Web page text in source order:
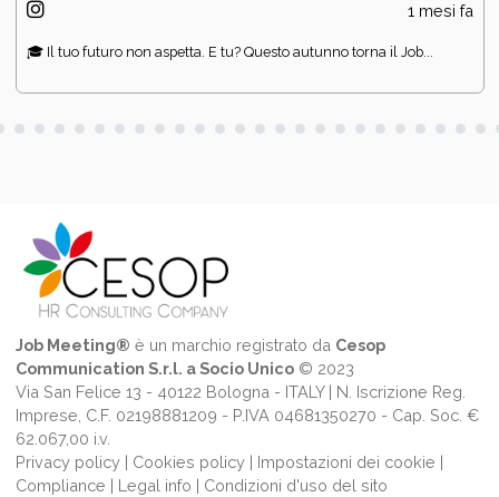
1 mesi fa
🎓 Il tuo futuro non aspetta. E tu? Questo autunno torna il Job...
Job Meeting® è un marchio registrato da Cesop
Communication S.r.l. a Socio Unico© 2023
Via San Felice 13 - 40122 Bologna - ITALY | N. Iscrizione Reg.
Imprese, C.F. 02198881209 - P.IVA 04681350270 - Cap. Soc. €
62.067,00 i.v.
Privacy policy| Cookies policy| Impostazioni dei cookie |
Compliance | Legal info | Condizioni d'uso del sito